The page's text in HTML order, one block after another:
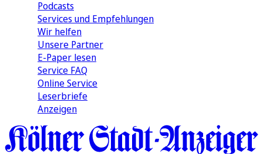
Podcasts
Services und Empfehlungen
Wir helfen
Unsere Partner
E-Paper lesen
Service FAQ
Online Service
Leserbriefe
Anzeigen